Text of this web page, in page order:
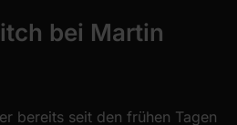
bei Martin
bereits seit den frühen Tagen